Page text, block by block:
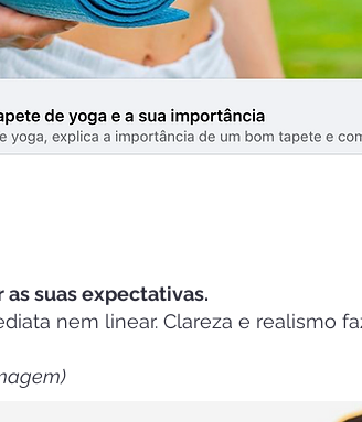
as suas expectativas.
nem linear. Clareza e realismo